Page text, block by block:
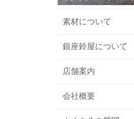
素材について
銀座鈴屋について
店舗案内
会社概要